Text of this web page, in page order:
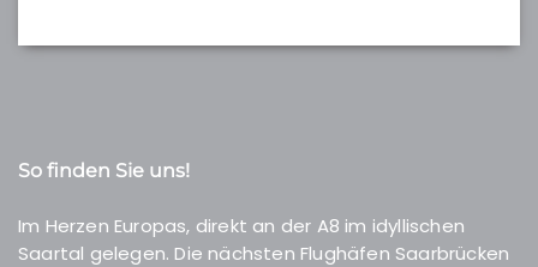
So finden Sie uns!
Im Herzen Europas, direkt an der A8 im idyllischen
Saartal gelegen. Die nächsten Flughäfen Saarbrücken